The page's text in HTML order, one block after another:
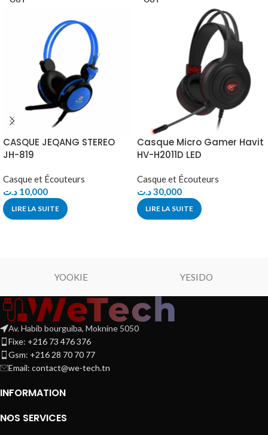
CASQUE JEQANG STEREO
JH-819
Casque et Écouteurs
10,000 د.ت
LIRE LA SUITE
Casque Micro Gamer Havit
HV-H2011D LED
Casque et Écouteurs
30,000د.ت
LIRE LA SUITE
YOOKIE YESIDO
Av. Habib bourguiba, Moknine 5050
Fixe: +216 73 476 376
Gsm: +216 28 70 70 77
Email: contact@we-tech.tn
INFORMATION
NOS SERVICES